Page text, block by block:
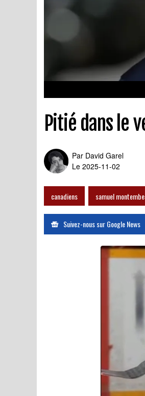
Pitié dans le
Par David Garel
Le 2025-11-02
canadiens samuel
Suivez-nous sur Google News